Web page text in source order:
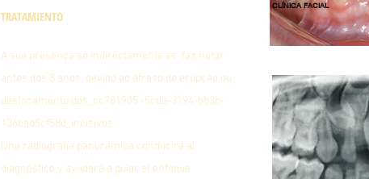
TRATAMIENTO
A sua presença só indirectamente se faz notar
antes dos 8 anos, devido ao atraso de erupção ou
deslocamento dos_cc781905 -5cde-3194-bb3b-
136bad5cf58d_incisivos.
Una radiografía panorámica conducirá al
diagnóstico y ayudará a guiar el enfoque
CLÍNICA FACIAL